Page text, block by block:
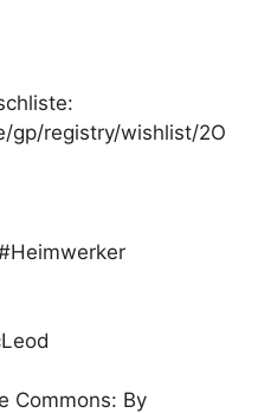
gp/registry/wishlist/2O
Commons: By